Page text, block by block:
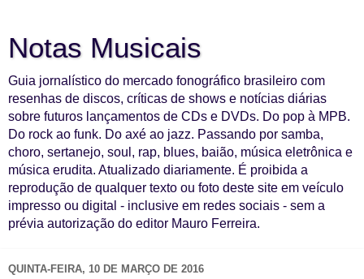
Notas Musicais
Guia jornalístico do mercado fonográfico brasileiro com
resenhas de discos, críticas de shows e notícias diárias
sobre futuros lançamentos de CDs e DVDs. Do pop à MPB.
Do rock ao funk. Do axé ao jazz. Passando por samba,
choro, sertanejo, soul, rap, blues, baião, música eletrônica e
música erudita. Atualizado diariamente. É proibida a
reprodução de qualquer texto ou foto deste site em veículo
impresso ou digital - inclusive em redes sociais - sem a
prévia autorização do editor Mauro Ferreira.
QUINTA-FEIRA, 10 DE MARÇO DE 2016